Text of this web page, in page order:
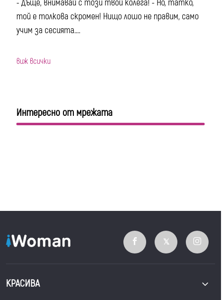
- Дъще, внимавай с този твой колега! - Но, татко,
той е толкова скромен! Нищо лошо не правим, само
учим за сесията....
виж всички
Интересно от мрежата
КРАСИВА